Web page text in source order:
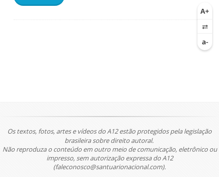
Os textos, fotos, artes e vídeos do A12 estão protegidos pela legislação
brasileira sobre direito autoral.
Não reproduza o conteúdo em outro meio de comunicação, eletrônico ou
impresso, sem autorização expressa do A12
(faleconosco@santuarionacional.com).